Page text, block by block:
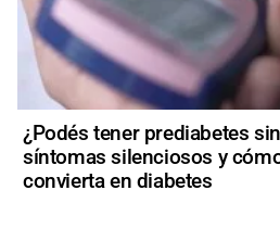
¿Podés tener prediabetes
síntomas silenciosos y
convierta en diabetes